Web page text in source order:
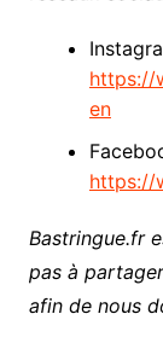
https://
en
https://
Bastringue.fr
pas à
afin de nous